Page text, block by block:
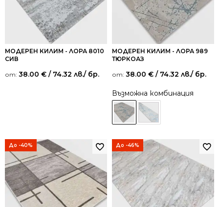
МОДЕРЕН КИЛИМ - ЛОРА 8010
СИВ
от: 38.00 € / 74.32 лв./ бр.
МОДЕРЕН КИЛИМ - ЛОРА 989
ТЮРКОАЗ
от: 38.00 € / 74.32 лв./ бр.
Възможна комбинация
До -40% До -46%